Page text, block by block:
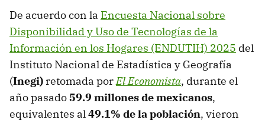
De acuerdo con la Encuesta Nacional sobre
Disponibilidad y Uso de Tecnologías de la
Información en los Hogares (ENDUTIH) 2025 del
Instituto Nacional de Estadística y Geografía
(Inegi) retomada porEl Economista, durante el
año pasado59.9 millones de mexicanos,
equivalentes al49.1% de la población, vieron